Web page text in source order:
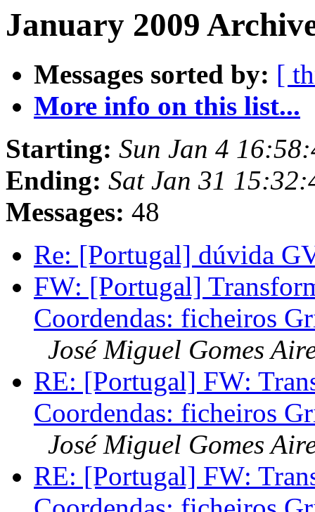
January 2009
Messages sorted by: [
More info on this list...
Starting: Sun Jan 4
Ending: Sat Jan 31
Messages: 48
Re: [Portugal] dúvida
FW: [Portugal]
Coordendas: ficheiros
José Miguel Gomes
RE: [Portugal] FW:
Coordendas: ficheiros
José Miguel Gomes
RE: [Portugal] FW: